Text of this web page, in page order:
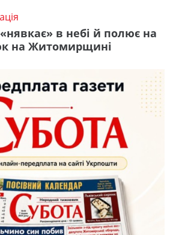
в небі й полює на
на Житомирщині